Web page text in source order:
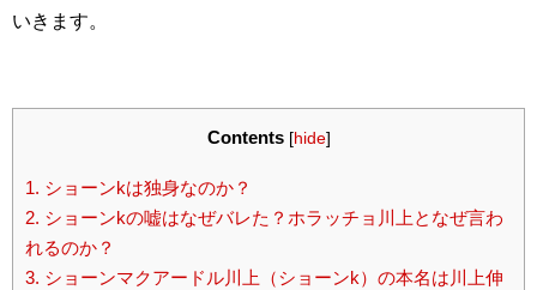
いきます。
Contents [hide]
1. ショーンkは独身なのか？
2. ショーンkの嘘はなぜバレた？ホラッチョ川上となぜ言わ
れるのか？
3. ショーンマクアードル川上（ショーンk）の本名は川上伸